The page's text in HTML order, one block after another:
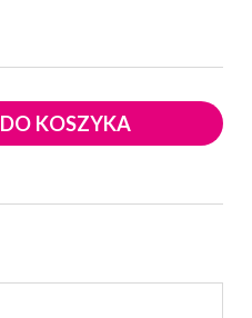
DO KOSZYKA